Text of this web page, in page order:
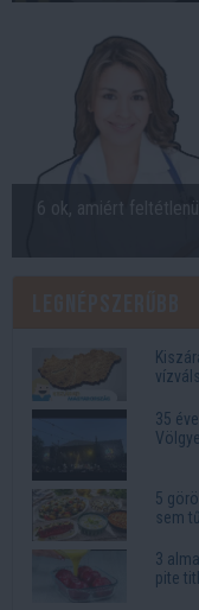
6 ok, amiért
35
5
sem
3
pite